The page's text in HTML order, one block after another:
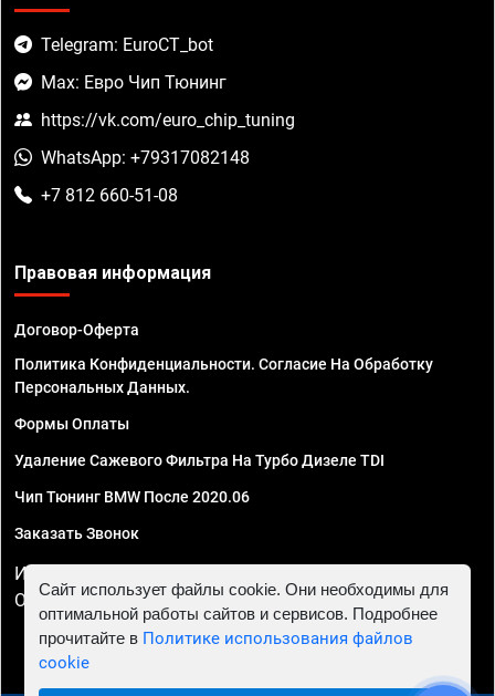
Telegram: EuroCT_bot
Max: Евро Чип Тюнинг
https://vk.com/euro_chip_tuning
WhatsApp: +79317082148
+7 812 660-51-08
Правовая информация
Договор-Оферта
Политика Конфиденциальности. Согласие На Обработку
Персональных Данных.
Формы Оплаты
Удаление Сажевого Фильтра На Турбо Дизеле TDI
Чип Тюнинг BMW После 2020.06
Заказать Звонок
ИП Смирнов Георгий Павлович. ИНН 781302555843,
ОГРНИП 324470400032610
Сайт использует файлы cookie. Они необходимы для
оптимальной работы сайтов и сервисов. Подробнее
прочитайте в Политике использования файлов
cookie